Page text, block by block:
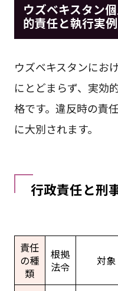
ウズベキスタン
的責任と執行実例
ウズベキスタンにお
にとどまらず、実効
格です。違反時の責
に大別されます。
行政責任と刑
責任
の種
類
根拠
法令
対象